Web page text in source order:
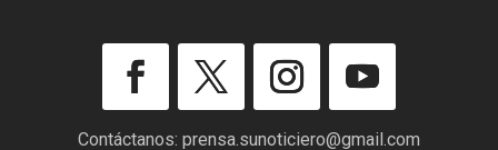
Contáctanos: prensa.sunoticiero@gmail.com